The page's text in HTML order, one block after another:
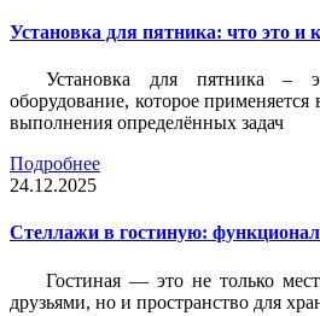
Установка для пятника: что это и
Установка для пятника –
оборудование, которое применяется
выполнения определённых задач
Подробнее
24.12.2025
Стеллажи в гостиную:
Гостиная — это не только
друзьями, но и пространство для